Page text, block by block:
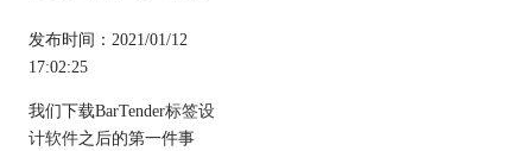
发布时间：2021/01/12
17:02:25
我们下载BarTender标签设
计软件之后的第一件事